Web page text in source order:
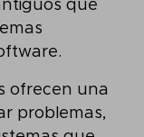
que
ofrecen una
problemas,